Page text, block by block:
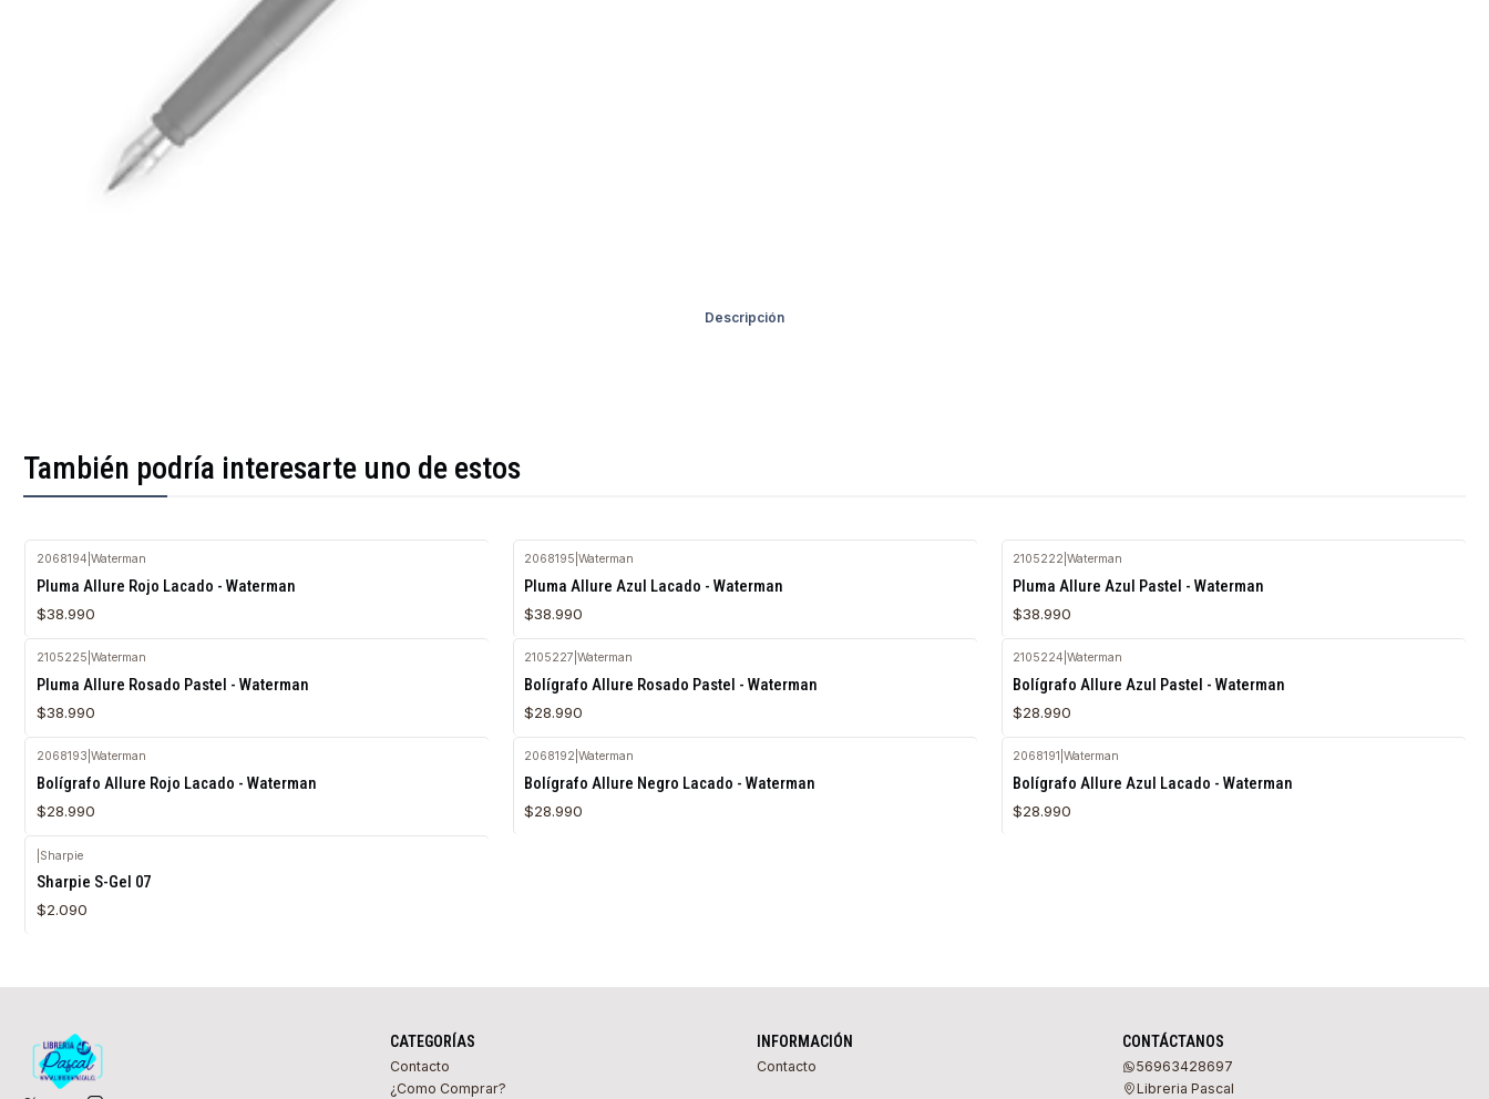
Descripción
También podría interesarte uno de estos
2068194 Waterman
Pluma Allure Rojo Lacado - Waterman
$38.990
2068195 |Waterman
Pluma Allure Azul Lacado - Waterman
$38.990
2105222 |Waterman
Pluma Allure Azul Pastel - Waterman
$38.990
2105225 Waterman
Pluma Allure Rosado Pastel - Waterman
$38.990
2105227 |Waterman
Bolígrafo Allure Rosado Pastel - Waterman
$28.990
2105224 |Waterman
Bolígrafo Allure Azul Pastel - Waterman
$28.990
2068193 Waterman
Bolígrafo Allure Rojo Lacado - Waterman
$28.990
2068192 |Waterman
Bolígrafo Allure Negro Lacado - Waterman
$28.990
2068191 |Waterman
Bolígrafo Allure Azul Lacado - Waterman
$28.990
Sharpie
Sharpie S-Gel 07
$2.090
CATEGORÍAS
Contacto
¿Como Comprar?
INFORMACIÓN
Contacto
CONTÁCTANOS
56963428697
Libreria Pascal